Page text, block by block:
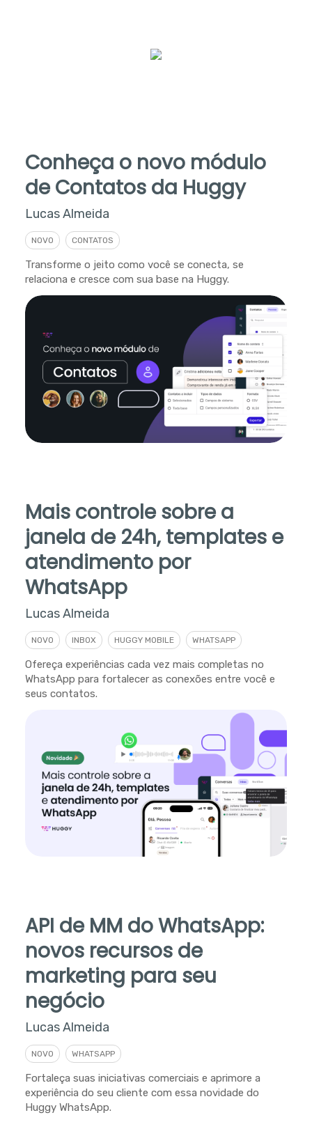
Conheça o novo módulo
de Contatos da Huggy
Lucas Almeida
NOVO CONTATOS
Transforme o jeito como você se conecta, se
relaciona e cresce com sua base na Huggy.
Mais controle sobre a
janela de 24h, templates e
atendimento por
WhatsApp
Lucas Almeida
NOVO INBOX HUGGY MOBILE WHATSAPP
Ofereça experiências cada vez mais completas no
WhatsApp para fortalecer as conexões entre você e
seus contatos.
API de MM do WhatsApp:
novos recursos de
marketing para seu
negócio
Lucas Almeida
NOVO WHATSAPP
Fortaleça suas iniciativas comerciais e aprimore a
experiência do seu cliente com essa novidade do
Huggy WhatsApp.